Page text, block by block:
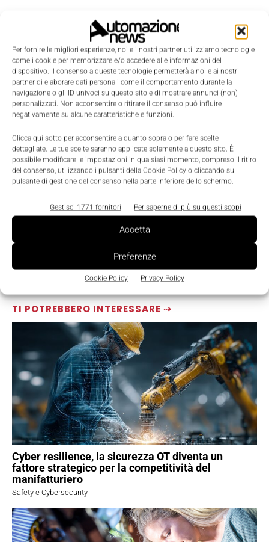
Per fornire le migliori esperienze, noi e i nostri partner utilizziamo tecnologie
come i cookie per memorizzare e/o accedere alle informazioni del
dispositivo. Il consenso a queste tecnologie permetterà a noi e ai nostri
partner di elaborare dati personali come il comportamento durante la
navigazione o gli ID univoci su questo sito e di mostrare annunci (non)
personalizzati. Non acconsentire o ritirare il consenso può influire
negativamente su alcune caratteristiche e funzioni.
Clicca qui sotto per acconsentire a quanto sopra o per fare scelte
dettagliate. Le tue scelte saranno applicate solamente a questo sito. È
possibile modificare le impostazioni in qualsiasi momento, compreso il ritiro
del consenso, utilizzando i pulsanti della Cookie Policy o cliccando sul
pulsante di gestione del consenso nella parte inferiore dello schermo.
Gestisci 1771 fornitori Per saperne di più su questi scopi
Accetta
Preferenze
Cookie Policy Privacy Policy
LEGGI LA RIVISTA ⇢
TI POTREBBERO INTERESSARE ⇢
Cyber resilience, la sicurezza OT diventa un
fattore strategico per la competitività del
manifatturiero
Safety e Cybersecurity